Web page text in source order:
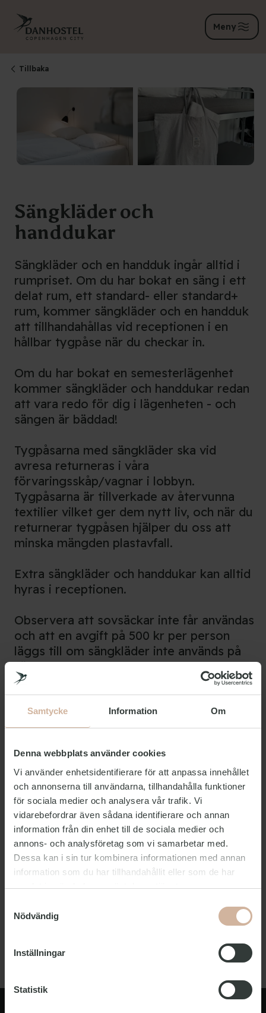
Samtycke Information Om
Denna webbplats använder cookies
Vi använder enhetsidentifierare för att anpassa innehållet
och annonserna till användarna, tillhandahålla funktioner
för sociala medier och analysera vår trafik. Vi
vidarebefordrar även sådana identifierare och annan
information från din enhet till de sociala medier och
annons- och analysföretag som vi samarbetar med.
Dessa kan i sin tur kombinera informationen med annan
information som du har tillhandahållit eller som de har
samlat in när du har använt deras tjänster.
Nödvändig
Inställningar
Statistik
Meny
Tillbaka
Sängkläder och
handdukar
Sängkläder och en handduk ingår alltid i
rumpriset. Om du har bokat en säng i ett
delat rum, ett standard- eller standard+
rum, kommer sängkläder och en handduk
att tillhandahållas vid receptionen i en
hållbar tygpåse när du checkar in.
Om du har bokat en semesterlägenhet
kommer sängkläder och handdukar redan
att vara redo för dig i lägenheten - och
sängen är bäddad!
Tygpåsarna med sängkläder ska vid
avresa returneras i våra
förvaringsskåp/vagnar i lobbyn.
Tygpåsarna är tillverkade av återvunna
textilier vilket ger dem nytt liv, och när du
returnerar tygpåsen hjälper du oss att
minska mängden plastavfall.
Extra sängkläder och handdukar kan alltid
hyras i receptionen.
Observera att sovsäckar inte får användas
och att en avgift på 500 kr per person
läggs till om sängkläder inte används på
sängarna.
Sängkläder
Ja
Handduk
Ja
Kan jag hyra extra?
Ja
Får jag ta med eget?
Nej
Visste du att vi tillhandahåller sängkläder och
handdukar i en tygpåse som är tillverkad av